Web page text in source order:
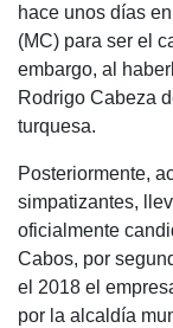
hace unos días
(MC) para ser el
embargo, al
Rodrigo Cabeza
turquesa.
Posteriormente,
simpatizantes,
oficialmente
Cabos, por
el 2018 el
por la alcaldía